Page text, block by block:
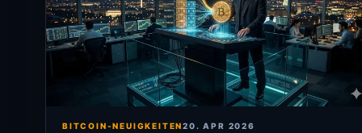
BITCOIN-NEUIGKEITEN20. APR 2026